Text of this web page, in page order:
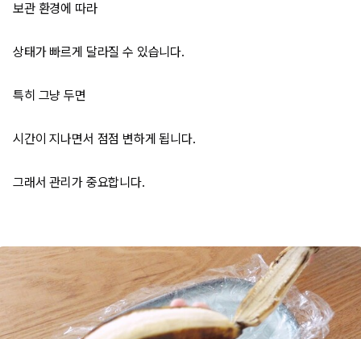
보관 환경에 따라
상태가 빠르게 달라질 수 있습니다.
특히 그냥 두면
시간이 지나면서 점점 변하게 됩니다.
그래서 관리가 중요합니다.